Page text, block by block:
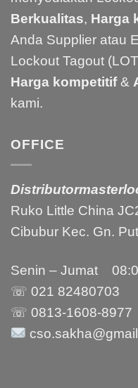
Berkualitas, Harga
Anda Supplier atau
Lockout Tagout
Harga kompetitif&
kami.
OFFICE
Ruko Little China
Cibubur Kec. Gn.
Senin – Jumat
☏ 021 82480703
☏ 0813-1608-8977